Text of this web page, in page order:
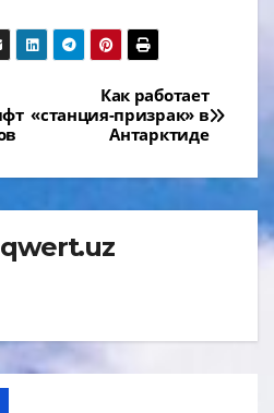
Как работает
«станция-призрак» в
Антарктиде
qwert.uz